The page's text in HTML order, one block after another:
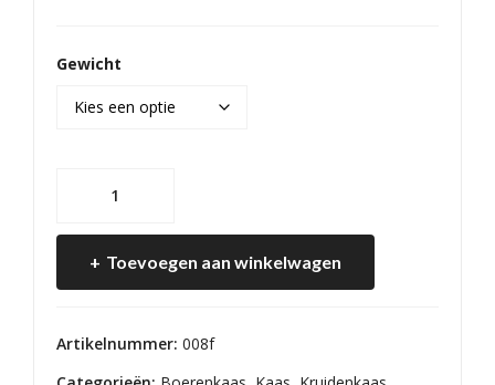
Gewicht
Honing
aantal Toevoegen aan winkelwagen
Artikelnummer: 008f